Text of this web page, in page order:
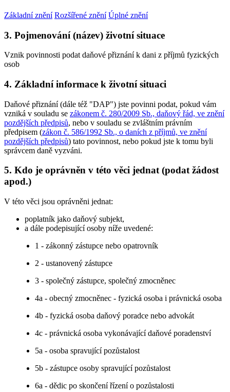
Základní znění Rozšířené znění Úplné znění
3. Pojmenování (název) životní situace
Vznik povinnosti podat daňové přiznání k dani z příjmů fyzických
osob
4. Základní informace k životní situaci
Daňové přiznání (dále též "DAP") jste povinni podat, pokud vám
vzniká v souladu se zákonem č. 280/2009 Sb., daňový řád, ve znění
pozdějších předpisů, nebo v souladu se zvláštním právním
předpisem (zákon č. 586/1992 Sb., o daních z příjmů, ve znění
pozdějších předpisů) tato povinnost, nebo pokud jste k tomu byli
správcem daně vyzváni.
5. Kdo je oprávněn v této věci jednat (podat žádost
apod.)
V této věci jsou oprávněni jednat:
poplatník jako daňový subjekt,
a dále podepisující osoby níže uvedené:
1 - zákonný zástupce nebo opatrovník
2 - ustanovený zástupce
3 - společný zástupce, společný zmocněnec
4a - obecný zmocněnec - fyzická osoba i právnická osoba
4b - fyzická osoba daňový poradce nebo advokát
4c - právnická osoba vykonávající daňové poradenství
5a - osoba spravující pozůstalost
5b - zástupce osoby spravující pozůstalost
6a - dědic po skončení řízení o pozůstalosti